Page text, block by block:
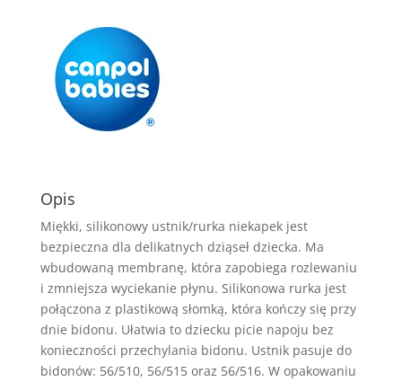
56/510,
56/515,
56/516
-
56/005
Opis
Miękki, silikonowy ustnik/rurka niekapek jest
bezpieczna dla delikatnych dziąseł dziecka. Ma
wbudowaną membranę, która zapobiega rozlewaniu
i zmniejsza wyciekanie płynu. Silikonowa rurka jest
połączona z plastikową słomką, która kończy się przy
dnie bidonu. Ułatwia to dziecku picie napoju bez
konieczności przechylania bidonu. Ustnik pasuje do
bidonów: 56/510, 56/515 oraz 56/516. W opakowaniu